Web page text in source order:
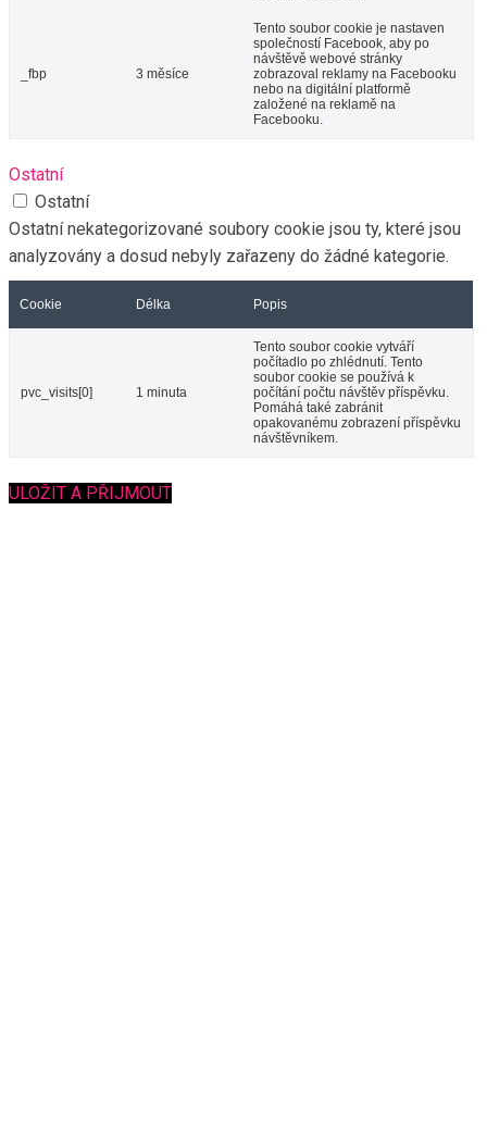
_fbp 3 měsíce
Tento soubor cookie je nastaven
společností Facebook, aby po
návštěvě webové stránky
zobrazoval reklamy na Facebooku
nebo na digitální platformě
založené na reklamě na
Facebooku.
Ostatní
Ostatní
Ostatní nekategorizované soubory cookie jsou ty, které jsou
analyzovány a dosud nebyly zařazeny do žádné kategorie.
Cookie Délka Popis
pvc_visits[0] 1 minuta
Tento soubor cookie vytváří
počítadlo po zhlédnutí. Tento
soubor cookie se používá k
počítání počtu návštěv příspěvku.
Pomáhá také zabránit
opakovanému zobrazení příspěvku
návštěvníkem.
ULOŽIT A PŘIJMOUT